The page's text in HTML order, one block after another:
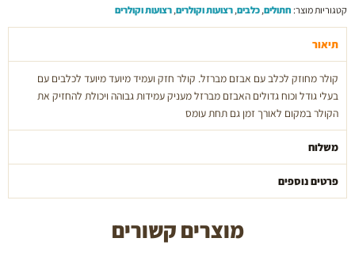
קטגוריות מוצר: חתולים,כלבים,רצועות וקולרים,רצועות וקולרים
תיאור
קולר מחוזק לכלב עם אבזם מברזל. קולר חזק ועמיד מיועד מיועד לכלבים עם
בעלי גודל וכוח גדולים האבזם מברזל מעניק עמידות גבוהה ויכולת להחזיק את
הקולר במקום לאורך זמן גם תחת עומס
משלוח
פרטים נוספים
מוצרים קשורים